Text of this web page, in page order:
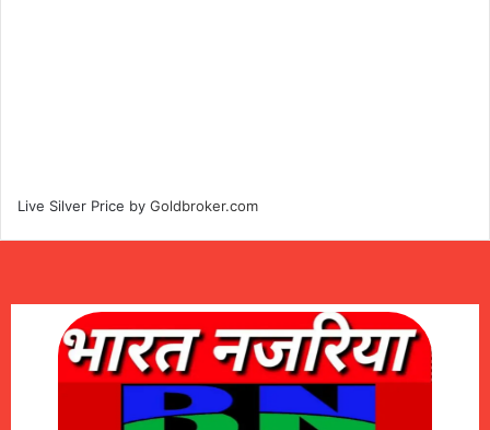
Live Silver Price by Goldbroker.com